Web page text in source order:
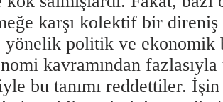
karşı kolektif bir direniş
yönelik politik ve ekonomik
kavramından
bu tanımı reddettiler.